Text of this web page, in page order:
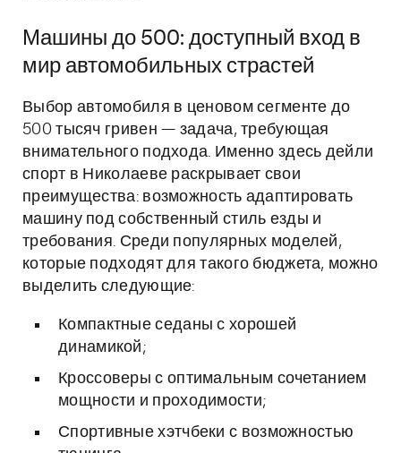
Машины до 500: доступный вход в
мир автомобильных страстей
Выбор автомобиля в ценовом сегменте до
500 тысяч гривен — задача, требующая
внимательного подхода. Именно здесь дейли
спорт в Николаеве раскрывает свои
преимущества: возможность адаптировать
машину под собственный стиль езды и
требования. Среди популярных моделей,
которые подходят для такого бюджета, можно
выделить следующие:
Компактные седаны с хорошей
динамикой;
Кроссоверы с оптимальным сочетанием
мощности и проходимости;
Спортивные хэтчбеки с возможностью